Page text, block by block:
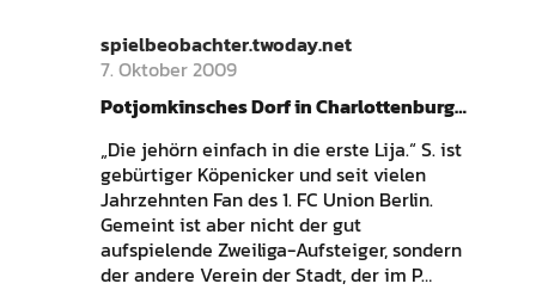
spielbeobachter.twoday.net
7. Oktober 2009
Potjomkinsches Dorf in Charlottenburg…
„Die jehörn einfach in die erste Lija.“ S. ist
gebürtiger Köpenicker und seit vielen
Jahrzehnten Fan des 1. FC Union Berlin.
Gemeint ist aber nicht der gut
aufspielende Zweiliga-Aufsteiger, sondern
der andere Verein der Stadt, der im P…